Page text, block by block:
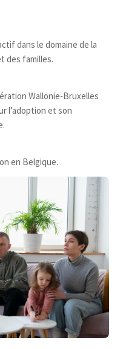
dans le domaine de la
des familles.
Wallonie-Bruxelles
l’adoption et son
en Belgique.